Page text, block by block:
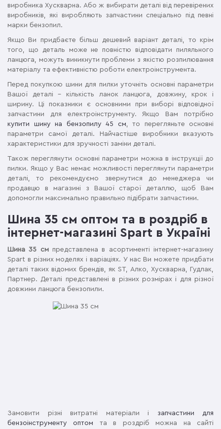
виробника Хускварна. Або ж вибирати деталі від перевірених
виробників, які виробляють запчастини спеціально під певні
марки бензопил.
Якщо Ви придбаєте більш дешевий варіант деталі, то крім
того, що деталь може не повністю відповідати пиляльного
ланцюга, можуть виникнути проблеми з якістю розпилювання
матеріалу та ефективністю роботи електроінструмента.
Перед покупкою шини для пилки уточніть основні параметри
Вашої деталі – кількість ланок ланцюга, довжину, крок і
ширину. Ці показники є основними при виборі відповідної
запчастини для електроінструменту. Якщо Вам потрібно
купити шину на бензопилу 45 см, то перегляньте основні
параметри самої деталі. Найчастіше виробники вказують
характеристики для зручності заміни деталі.
Також переглянути основні параметри можна в інструкції до
пилки. Якщо у Вас немає можливості переглянути параметри
деталі, то рекомендуємо звернутися до менеджера чи
продавцю в магазині з Вашої старої деталлю, щоб Вам
допомогли максимально правильно підібрати запчастини.
Шина 35 см оптом та в роздріб в
інтернет-магазині Spart в Україні
Шина 35 смпредставлена в асортименті інтернет-магазину
Spart в різних моделях і варіаціях. У нас Ви можете придбати
деталі таких відомих брендів, як ST, Алко, Хускварна, Гудлак,
Партнер. Деталі представлені в різних розмірах і для різної
довжини ланцюга бензопили.
Замовити різні витратні матеріали і
запчастини для
бензоінструменту оптом
та в роздріб можна на сайті